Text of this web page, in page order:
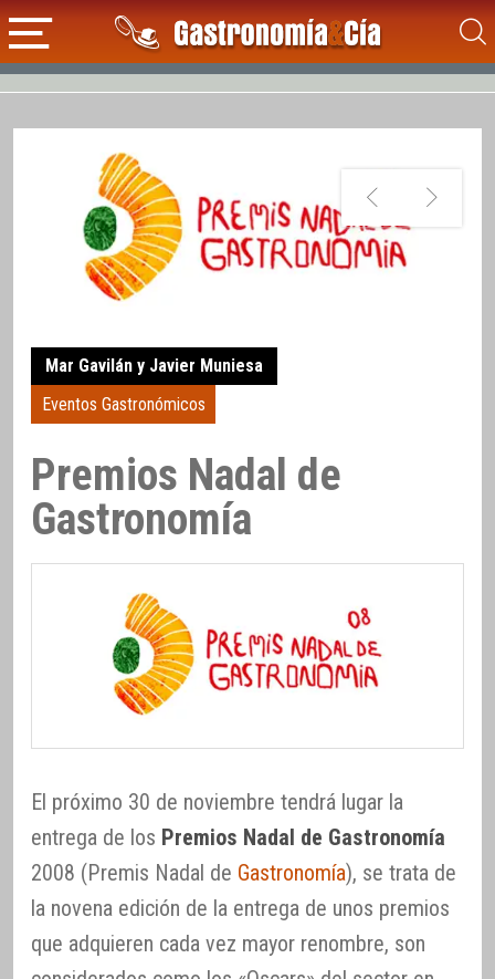
Mar Gavilán y Javier Muniesa
Eventos Gastronómicos
Premios Nadal de
Gastronomía
El próximo 30 de noviembre tendrá lugar la
entrega de los Premios Nadal de Gastronomía
2008 (Premis Nadal de Gastronomía), se trata de
la novena edición de la entrega de unos premios
que adquieren cada vez mayor renombre, son